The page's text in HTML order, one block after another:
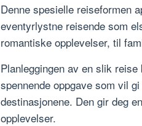
Denne spesielle reiseformen
eventyrlystne reisende som
romantiske opplevelser, til
Planleggingen av en slik
spennende oppgave som vil
destinasjonene. Den gir deg
opplevelser.